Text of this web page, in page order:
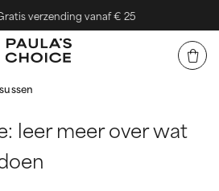
verzending vanaf € 25
leer meer over wat